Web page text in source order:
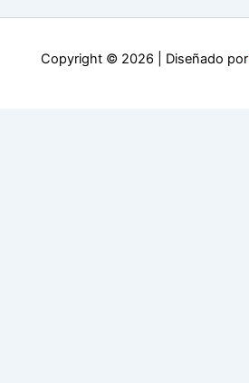
Copyright © 2026 | Diseñado por